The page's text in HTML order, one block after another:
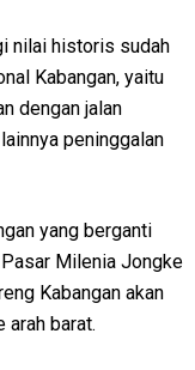
nilai historis sudah
Kabangan, yaitu
dengan jalan
peninggalan
yang berganti
Milenia Jongke
Kabangan akan
arah barat.